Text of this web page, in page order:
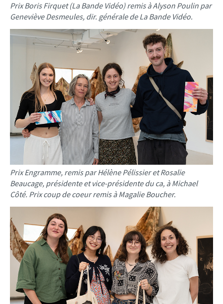
Prix Boris Firquet (La Bande Vidéo) remis à Alyson Poulin par
Geneviève Desmeules, dir. générale de La Bande Vidéo.
Prix Engramme, remis par Hélène Pélissier et Rosalie
Beaucage, présidente et vice-présidente du ca, à Michael
Côté. Prix coup de coeur remis à Magalie Boucher.